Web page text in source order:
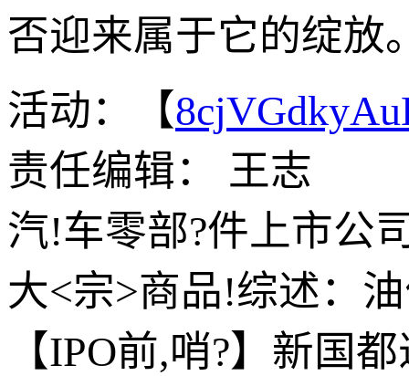
否迎来属于它的绽放
活动：【
责任编辑： 王志
汽!车零部?件上市公
大<宗>商品!综述：
【IPO前,哨?】新国